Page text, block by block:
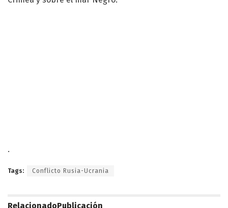
.
Tags: Conflicto Rusia-Ucrania
RelacionadoPublicación